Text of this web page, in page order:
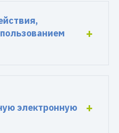
электронную